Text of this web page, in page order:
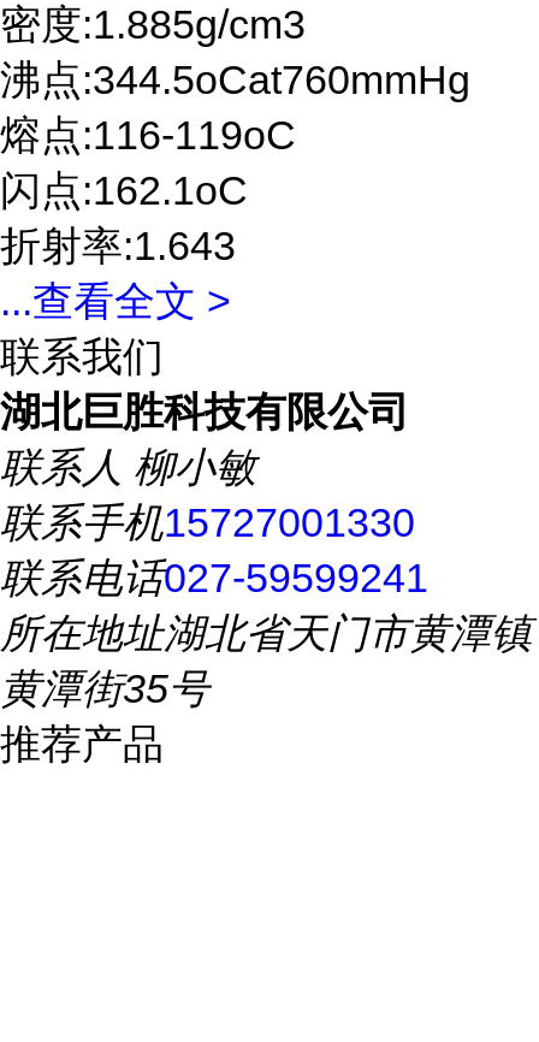
密度:1.885g/cm3
沸点:344.5oCat760mmHg
熔点:116-119oC
闪点:162.1oC
折射率:1.643
...查看全文 >
联系我们
湖北巨胜科技有限公司
联系人 柳小敏
联系手机15727001330
联系电话027-59599241
所在地址湖北省天门市黄潭镇
黄潭街35号
推荐产品